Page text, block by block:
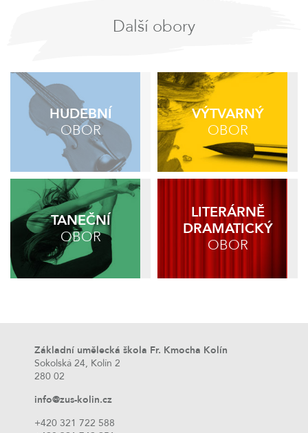
Další obory
HUDEBNÍ
OBOR
VÝTVARNÝ
OBOR
TANEČNÍ
OBOR
LITERÁRNĚ
DRAMATICKÝ
OBOR
Základní umělecká škola Fr. Kmocha Kolín
Sokolská 24, Kolín 2
280 02
info@zus-kolin.cz
+420 321 722 588